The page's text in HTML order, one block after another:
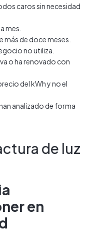
caros sin necesidad
mes.
más de doce meses.
no utiliza.
o ha renovado con
del kWh y no el
analizado de forma
de luz
en